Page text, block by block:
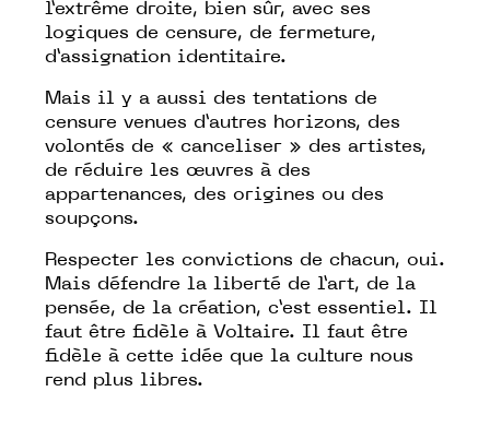
l’extrême droite, bien sûr, avec ses
logiques de censure, de fermeture,
d’assignation identitaire.
Mais il y a aussi des tentations de
censure venues d’autres horizons, des
volontés de « canceliser » des artistes,
de réduire les œuvres à des
appartenances, des origines ou des
soupçons.
Respecter les convictions de chacun, oui.
Mais défendre la liberté de l’art, de la
pensée, de la création, c’est essentiel. Il
faut être fidèle à Voltaire. Il faut être
fidèle à cette idée que la culture nous
rend plus libres.